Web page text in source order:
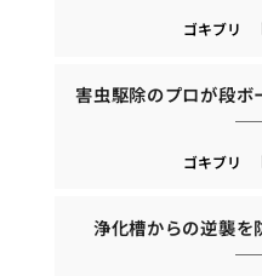
ゴキブリ
害虫駆除のプロが段ボ
ゴキブリ
浄化槽からの逆襲を